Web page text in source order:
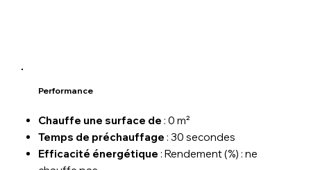
Performance
Chauffe une surface de : 0 m²
Temps de préchauffage : 30 secondes
Efficacité énergétique : Rendement (%) : ne